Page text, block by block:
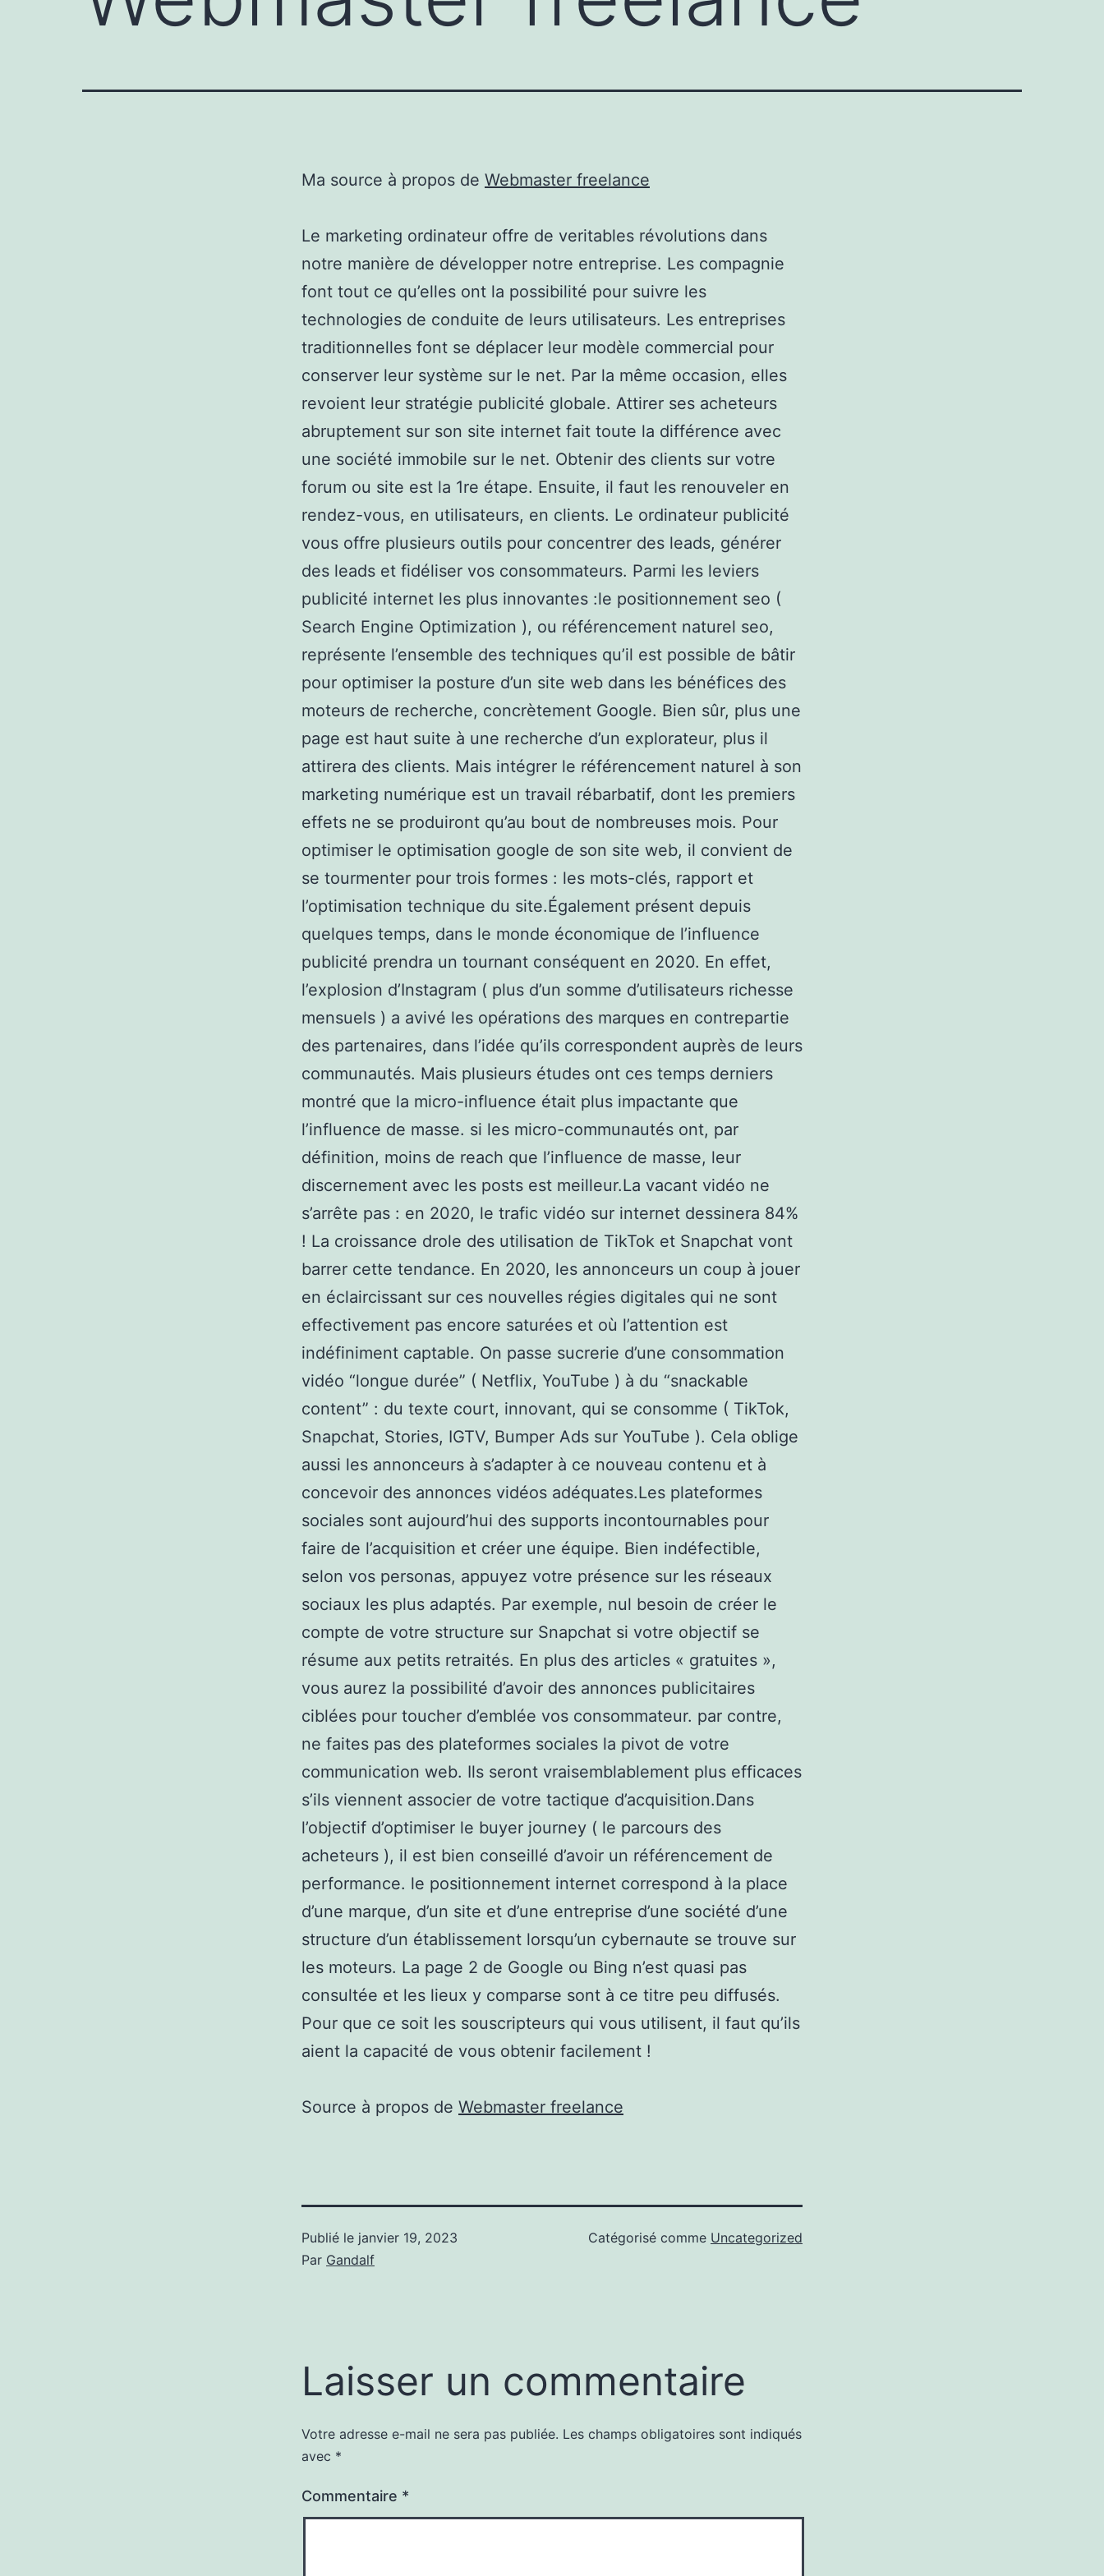
Ma source à propos de Webmaster freelance
Le marketing ordinateur offre de veritables révolutions dans
notre manière de développer notre entreprise. Les compagnie
font tout ce qu’elles ont la possibilité pour suivre les
technologies de conduite de leurs utilisateurs. Les entreprises
traditionnelles font se déplacer leur modèle commercial pour
conserver leur système sur le net. Par la même occasion, elles
revoient leur stratégie publicité globale. Attirer ses acheteurs
abruptement sur son site internet fait toute la différence avec
une société immobile sur le net. Obtenir des clients sur votre
forum ou site est la 1re étape. Ensuite, il faut les renouveler en
rendez-vous, en utilisateurs, en clients. Le ordinateur publicité
vous offre plusieurs outils pour concentrer des leads, générer
des leads et fidéliser vos consommateurs. Parmi les leviers
publicité internet les plus innovantes :le positionnement seo (
Search Engine Optimization ), ou référencement naturel seo,
représente l’ensemble des techniques qu’il est possible de bâtir
pour optimiser la posture d’un site web dans les bénéfices des
moteurs de recherche, concrètement Google. Bien sûr, plus une
page est haut suite à une recherche d’un explorateur, plus il
attirera des clients. Mais intégrer le référencement naturel à son
marketing numérique est un travail rébarbatif, dont les premiers
effets ne se produiront qu’au bout de nombreuses mois. Pour
optimiser le optimisation google de son site web, il convient de
se tourmenter pour trois formes : les mots-clés, rapport et
l’optimisation technique du site.Également présent depuis
quelques temps, dans le monde économique de l’influence
publicité prendra un tournant conséquent en 2020. En effet,
l’explosion d’Instagram ( plus d’un somme d’utilisateurs richesse
mensuels ) a avivé les opérations des marques en contrepartie
des partenaires, dans l’idée qu’ils correspondent auprès de leurs
communautés. Mais plusieurs études ont ces temps derniers
montré que la micro-influence était plus impactante que
l’influence de masse. si les micro-communautés ont, par
définition, moins de reach que l’influence de masse, leur
discernement avec les posts est meilleur.La vacant vidéo ne
s’arrête pas : en 2020, le trafic vidéo sur internet dessinera 84%
! La croissance drole des utilisation de TikTok et Snapchat vont
barrer cette tendance. En 2020, les annonceurs un coup à jouer
en éclaircissant sur ces nouvelles régies digitales qui ne sont
effectivement pas encore saturées et où l’attention est
indéfiniment captable. On passe sucrerie d’une consommation
vidéo “longue durée” ( Netflix, YouTube ) à du “snackable
content” : du texte court, innovant, qui se consomme ( TikTok,
Snapchat, Stories, IGTV, Bumper Ads sur YouTube ). Cela oblige
aussi les annonceurs à s’adapter à ce nouveau contenu et à
concevoir des annonces vidéos adéquates.Les plateformes
sociales sont aujourd’hui des supports incontournables pour
faire de l’acquisition et créer une équipe. Bien indéfectible,
selon vos personas, appuyez votre présence sur les réseaux
sociaux les plus adaptés. Par exemple, nul besoin de créer le
compte de votre structure sur Snapchat si votre objectif se
résume aux petits retraités. En plus des articles « gratuites »,
vous aurez la possibilité d’avoir des annonces publicitaires
ciblées pour toucher d’emblée vos consommateur. par contre,
ne faites pas des plateformes sociales la pivot de votre
communication web. Ils seront vraisemblablement plus efficaces
s’ils viennent associer de votre tactique d’acquisition.Dans
l’objectif d’optimiser le buyer journey ( le parcours des
acheteurs ), il est bien conseillé d’avoir un référencement de
performance. le positionnement internet correspond à la place
d’une marque, d’un site et d’une entreprise d’une société d’une
structure d’un établissement lorsqu’un cybernaute se trouve sur
les moteurs. La page 2 de Google ou Bing n’est quasi pas
consultée et les lieux y comparse sont à ce titre peu diffusés.
Pour que ce soit les souscripteurs qui vous utilisent, il faut qu’ils
aient la capacité de vous obtenir facilement !
Source à propos de Webmaster freelance
Publié le janvier 19, 2023
Par Gandalf
Catégorisé comme Uncategorized
Laisser un commentaire
Votre adresse e-mail ne sera pas publiée. Les champs obligatoires sont indiqués
avec *
Commentaire *